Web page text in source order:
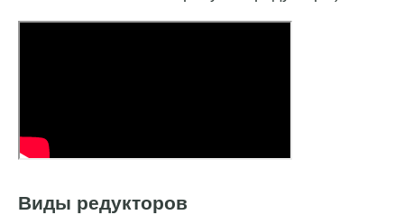
Виды редукторов